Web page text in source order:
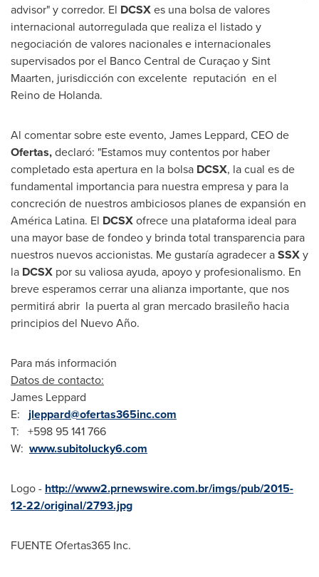
advisor" y corredor. El DCSXes una bolsa de valores
internacional autorregulada que realiza el listado y
negociación de valores nacionales e internacionales
supervisados por el Banco Central de Curaçao ySint
Maarten, jurisdicción con excelente reputación en el
Reino de Holanda.
Al comentar sobre este evento, James Leppard, CEO de
Ofertas,declaró: "Estamos muy contentos por haber
completado esta apertura en la bolsa DCSX, la cual es de
fundamental importancia para nuestra empresa y para la
concreción de nuestros ambiciosos planes de expansión en
América Latina. El DCSXofrece una plataforma ideal para
una mayor base de fondeo y brinda total transparencia para
nuestros nuevos accionistas. Me gustaría agradecer aSSXy
la DCSX por su valiosa ayuda, apoyo y profesionalismo. En
breve esperamos cerrar una alianza importante, que nos
permitirá abrir la puerta al gran mercado brasileño hacia
principios del Nuevo Año.
Para más información
Datos de contacto:
James Leppard
E: jleppard@ofertas365inc.com
T: +598 95 141 766
W: www.subitolucky6.com
Logo - http://www2.prnewswire.com.br/imgs/pub/2015-
12-22/original/2793.jpg
FUENTE Ofertas365 Inc.